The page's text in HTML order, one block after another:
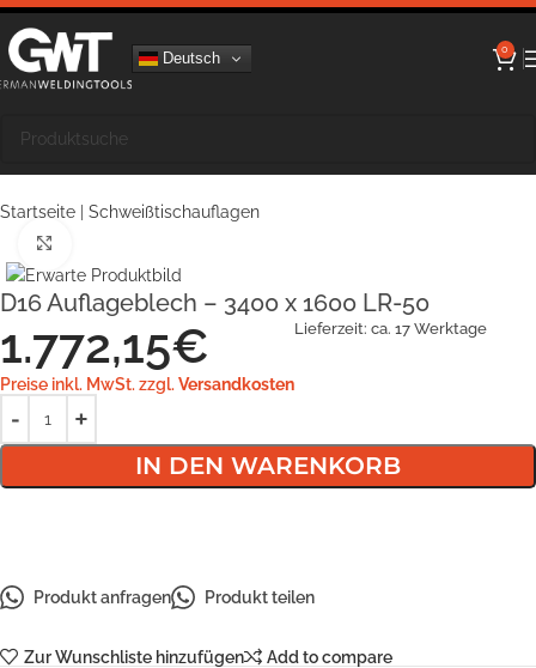
Deutsch 0
Startseite Schweißtischauflagen
D16 Auflageblech – 3400 x 1600 LR-50
1.772,15€
Preise inkl. MwSt. zzgl.Versandkosten
Lieferzeit: ca. 17 Werktage
IN DEN WARENKORB
Produkt anfragen Produkt teilen
Zur Wunschliste hinzufügen Add to compare